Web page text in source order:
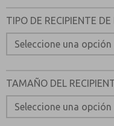
TIPO DE RECIPIENTE
TAMAÑO DEL